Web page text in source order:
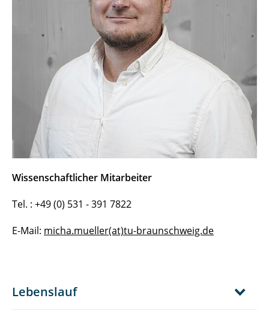
Wissenschaftlicher Mitarbeiter
Tel. : +49 (0) 531 - 391 7822
E-Mail: micha.mueller(at)tu-braunschweig.de
Lebenslauf